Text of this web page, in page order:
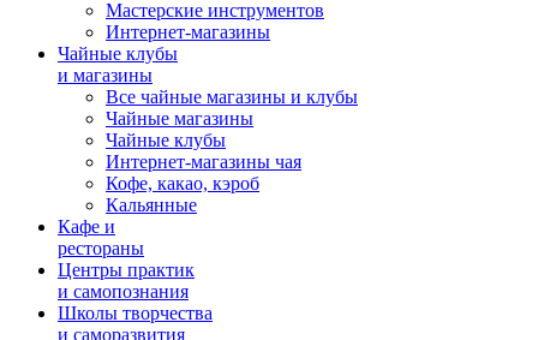
Мастерские инструментов
Интернет-магазины
Чайные клубы
и магазины
Все чайные магазины и клубы
Чайные магазины
Чайные клубы
Интернет-магазины чая
Кофе, какао, кэроб
Кальянные
Кафе и
рестораны
Центры практик
и самопознания
Школы творчества
и саморазвития